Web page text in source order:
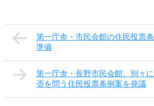
第一庁舎・市民会館の住民投票
準備
第一庁舎・長野市民会館、別々
否を問う住民投票条例案を発議